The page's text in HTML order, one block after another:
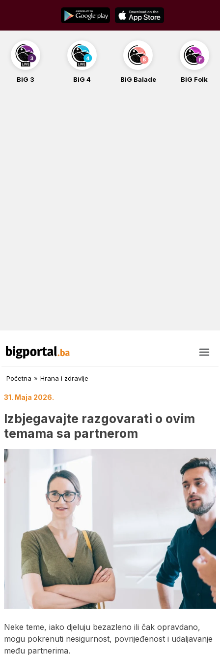
content
BiG 3 BiG 4 BiG Balade BiG Folk
Početna » Hrana i zdravlje
31. Maja 2026.
Izbjegavajte razgovarati o ovim
temama sa partnerom
Neke teme, iako djeluju bezazleno ili čak opravdano,
mogu pokrenuti nesigurnost, povrijeđenost i udaljavanje
među partnerima.